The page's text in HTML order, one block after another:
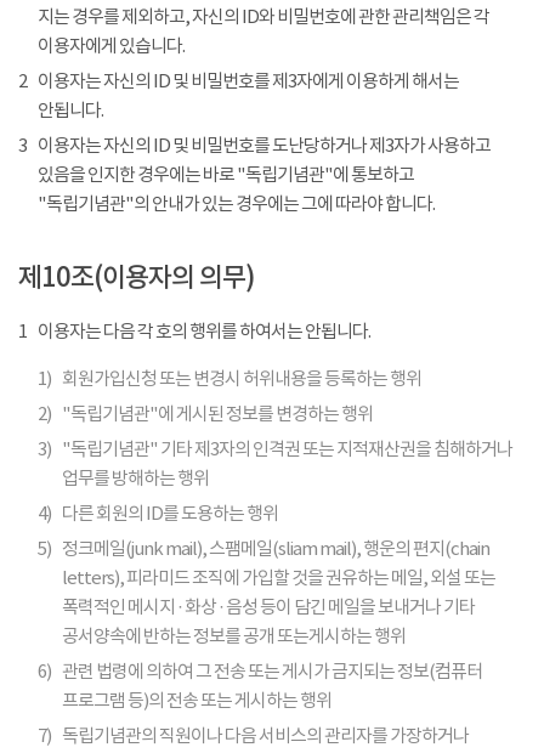
지는 경우를 제외하고, 자신의 ID와 비밀번호에 관한 관리책임은 각
이용자에게 있습니다.
2 이용자는 자신의 ID 및 비밀번호를 제3자에게 이용하게 해서는
안됩니다.
3 이용자는 자신의 ID 및 비밀번호를 도난당하거나 제3자가 사용하고
있음을 인지한 경우에는 바로 "독립기념관"에 통보하고
"독립기념관"의 안내가 있는 경우에는 그에 따라야 합니다.
제10조(이용자의 의무)
1 이용자는 다음 각 호의 행위를 하여서는 안됩니다.
1) 회원가입신청 또는 변경시 허위내용을 등록하는 행위
2) "독립기념관"에 게시된 정보를 변경하는 행위
3) "독립기념관" 기타 제3자의 인격권 또는 지적재산권을 침해하거나
업무를 방해하는 행위
4) 다른 회원의 ID를 도용하는 행위
5) 정크메일(junk mail), 스팸메일(sliam mail), 행운의 편지(chain
letters), 피라미드 조직에 가입할 것을 권유하는 메일, 외설 또는
폭력적인 메시지 · 화상 · 음성 등이 담긴 메일을 보내거나 기타
공서양속에 반하는 정보를 공개 또는게시하는 행위
6) 관련 법령에 의하여 그 전송 또는 게시가 금지되는 정보(컴퓨터
프로그램 등)의 전송 또는 게시하는 행위
7) 독립기념관의 직원이나 다음 서비스의 관리자를 가장하거나